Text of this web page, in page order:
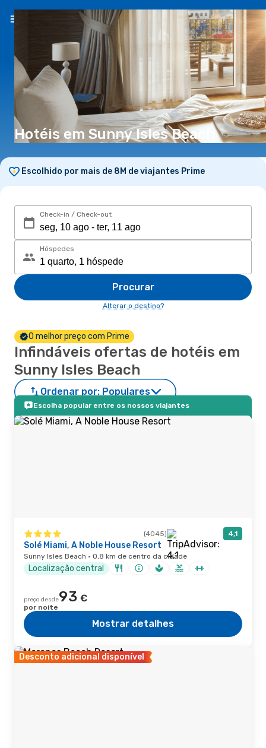
PT(€)
Hotéis em Sunny Isles Beach
Escolhido por mais de 8M de viajantes Prime
Check-in / Check-out
Hóspedes
Procurar
Alterar o destino?
O melhor preço com Prime
Infindáveis ofertas de hotéis em
Sunny Isles Beach
Ordenar por: Populares
Escolha popular entre os nossos viajantes
(4045) 4,1
Solé Miami, A Noble House Resort
Sunny Isles Beach · 0,8 km de centro da cidade
Localização central
preço desde93 €
por noite
Mostrar detalhes
Desconto adicional disponível